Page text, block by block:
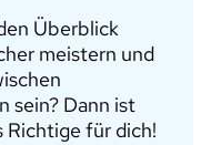
Überblick
meistern und
sein? Dann ist
Richtige für dich!